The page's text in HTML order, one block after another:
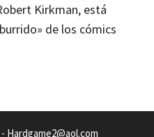
Kirkman, está
de los cómics
Hardgame2@aol.com